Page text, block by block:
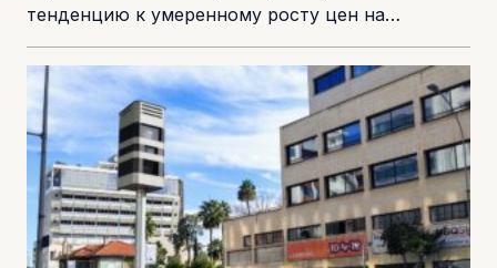
тенденцию к умеренному росту цен на
материалы, несмотря на постепенную
стабилизацию мировой инфляции и
логистических цепочек....